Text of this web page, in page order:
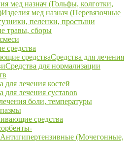
мед назнач (Гольфы, колготки,
Изделия мед назнач (Перевязочные
пеленки, простыни
травы, сборы
средства
средстваСредства для лечения
Средства для нормализации
для лечения костей
для лечения суставов
боли, температуры
средства
Антигипертензивные (Мочегонные,